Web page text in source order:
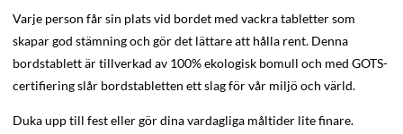
Varje person får sin plats vid bordet med vackra tabletter som
skapar god stämning och gör det lättare att hålla rent. Denna
bordstablett är tillverkad av 100% ekologisk bomull och med GOTS-
certifiering slår bordstabletten ett slag för vår miljö och värld.
Duka upp till fest eller gör dina vardagliga måltider lite finare.